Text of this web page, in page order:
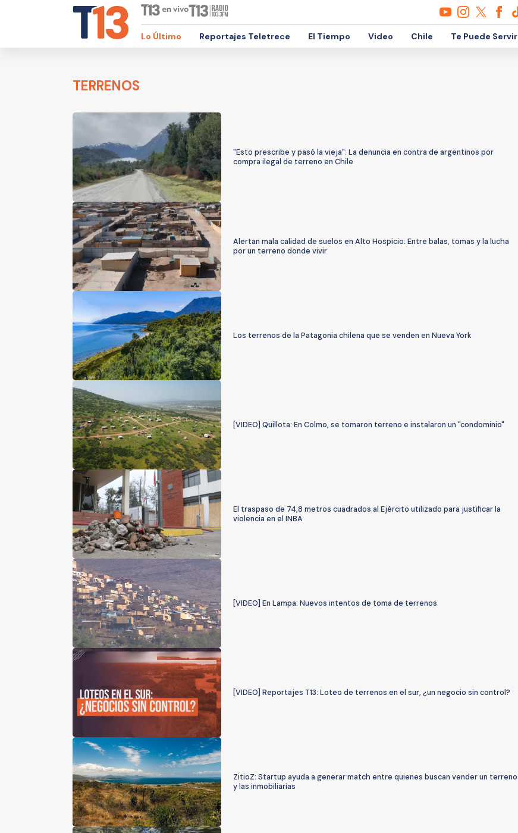
Lo Último Reportajes Teletrece El Tiempo Video Chile Te Puede Servir
TERRENOS
"Esto prescribe y pasó la vieja": La denuncia en contra de argentinos por
compra ilegal de terreno en Chile
Alertan mala calidad de suelos en Alto Hospicio: Entre balas, tomas y la lucha
por un terreno donde vivir
Los terrenos de la Patagonia chilena que se venden en Nueva York
[VIDEO] Quillota: En Colmo, se tomaron terreno e instalaron un "condominio"
El traspaso de 74,8 metros cuadrados al Ejército utilizado para justificar la
violencia en el INBA
[VIDEO] En Lampa: Nuevos intentos de toma de terrenos
[VIDEO] Reportajes T13: Loteo de terrenos en el sur, ¿un negocio sin control?
ZitioZ: Startup ayuda a generar match entre quienes buscan vender un terreno
y las inmobiliarias